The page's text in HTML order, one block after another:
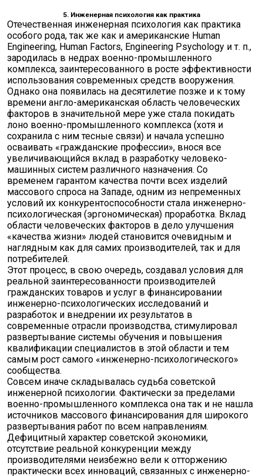
5. Инженерная психология как практика
Отечественная инженерная психология как практика
особого рода, так же как и американские Human
Engineering, Human Factors, Engineering Psychology и т. п.,
зародилась в недрах военно-промышленного
комплекса, заинтересованного в росте эффективности
использования современных средств вооружения.
Однако она появилась на десятилетие позже и к тому
времени англо-американская область человеческих
факторов в значительной мере уже стала покидать
лоно военно-промышленного комплекса (хотя и
сохранила с ним тесные связи) и начала успешно
осваивать «гражданские профессии», внося все
увеличивающийся вклад в разработку человеко-
машинных систем различного назначения. Со
временем гарантом качества почти всех изделий
массового спроса на Западе, одним из непременных
условий их конкурентоспособности стала инженерно-
психологическая (эргономическая) проработка. Вклад
области человеческих факторов в дело улучшения
«качества жизни» людей становится очевидным и
наглядным как для самих производителей, так и для
потребителей.
Этот процесс, в свою очередь, создавал условия для
реальной заинтересованности производителей
гражданских товаров и услуг в финансировании
инженерно-психологических исследований и
разработок и внедрении их результатов в
современные отрасли производства, стимулировал
развертывание системы обучения и повышения
квалификации специалистов в этой области и тем
самым рост самого «инженерно-психологического»
сообщества.
Совсем иначе складывалась судьба советской
инженерной психологии. Фактически за пределами
военно-промышленного комплекса она так и не нашла
источников массового финансирования для широкого
развертывания работ по всем направлениям.
Дефицитный характер советской экономики,
отсутствие реальной конкуренции между
производителями неизбежно вели к отторжению
практически всех инноваций, связанных с инженерно-